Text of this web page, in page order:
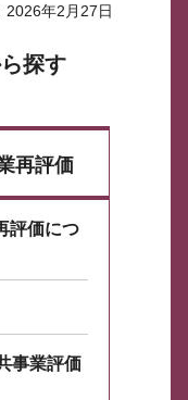
2026年2月27日
探す
再評価
評価につ
事業評価